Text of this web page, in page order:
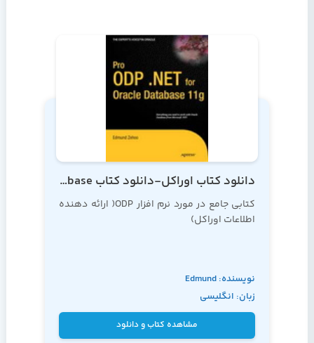
دانلود کتاب اوراکل-دانلود کتاب Pro ODP .NET for Oracle Database
کتابی جامع در مورد نرم افزار ODP( ارائه دهنده
اطلاعات اوراکل)
نویسنده: Edmund
Zehoo
زبان: انگلیسی
مشاهده کتاب و دانلود